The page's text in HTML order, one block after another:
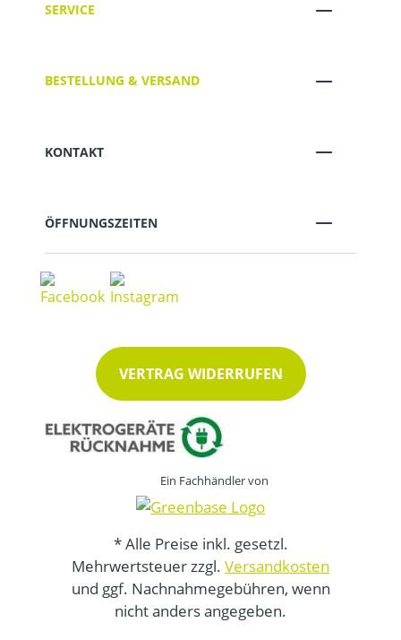
SERVICE
BESTELLUNG & VERSAND
KONTAKT
ÖFFNUNGSZEITEN
VERTRAG WIDERRUFEN
Ein Fachhändler von
* Alle Preise inkl. gesetzl.
Mehrwertsteuer zzgl. Versandkosten
und ggf. Nachnahmegebühren, wenn
nicht anders angegeben.